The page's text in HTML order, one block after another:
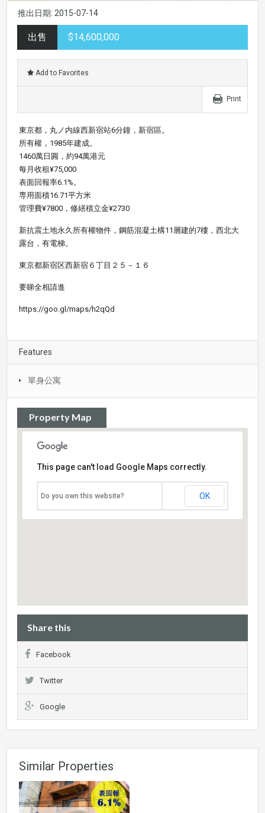
推出日期: 2015-07-14
出售 $14,600,000
Add to Favorites
Print
東京都，丸ノ内線西新宿站6分鐘，新宿區。
所有權，1985年建成。
1460萬日圓，約94萬港元
每月收租¥75,000
表面回報率6.1%。
専用面積16.71平方米
管理費¥7800，修繕積立金¥2730
新抗震土地永久所有權物件，鋼筋混凝土構11層建的7樓，西北大
露台，有電梯。
東京都新宿区西新宿６丁目２５－１６
要睇全相請進
https://goo.gl/maps/h2qQd
Features
單身公寓
Property Map
This page can't load Google Maps correctly.
Do you own this website? OK
Share this
Facebook
Twitter
Google
Similar Properties